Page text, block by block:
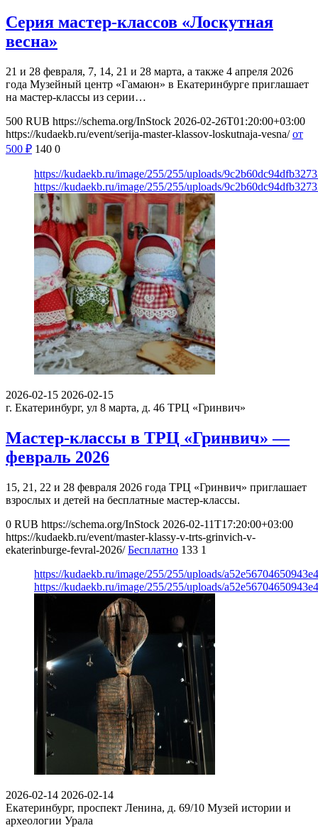
Серия мастер-классов «Лоскутная
весна»
21 и 28 февраля, 7, 14, 21 и 28 марта, а также 4 апреля 2026
года Музейный центр «Гамаюн» в Екатеринбурге приглашает
на мастер-классы из серии…
500 RUB https://schema.org/InStock 2026-02-26T01:20:00+03:00
https://kudaekb.ru/event/serija-master-klassov-loskutnaja-vesna/ от
500 ₽ 140 0
https://kudaekb.ru/image/255/255/uploads/
https://kudaekb.ru/image/255/255/uploads/
2026-02-15 2026-02-15
г. Екатеринбург, ул 8 марта, д. 46 ТРЦ «Гринвич»
Мастер-классы в ТРЦ «Гринвич» —
февраль 2026
15, 21, 22 и 28 февраля 2026 года ТРЦ «Гринвич» приглашает
взрослых и детей на бесплатные мастер-классы.
0 RUB https://schema.org/InStock 2026-02-11T17:20:00+03:00
https://kudaekb.ru/event/master-klassy-v-trts-grinvich-v-
ekaterinburge-fevral-2026/ Бесплатно 133 1
https://kudaekb.ru/image/255/255/uploads/
https://kudaekb.ru/image/255/255/uploads/
2026-02-14 2026-02-14
Екатеринбург, проспект Ленина, д. 69/10 Музей истории и
археологии Урала